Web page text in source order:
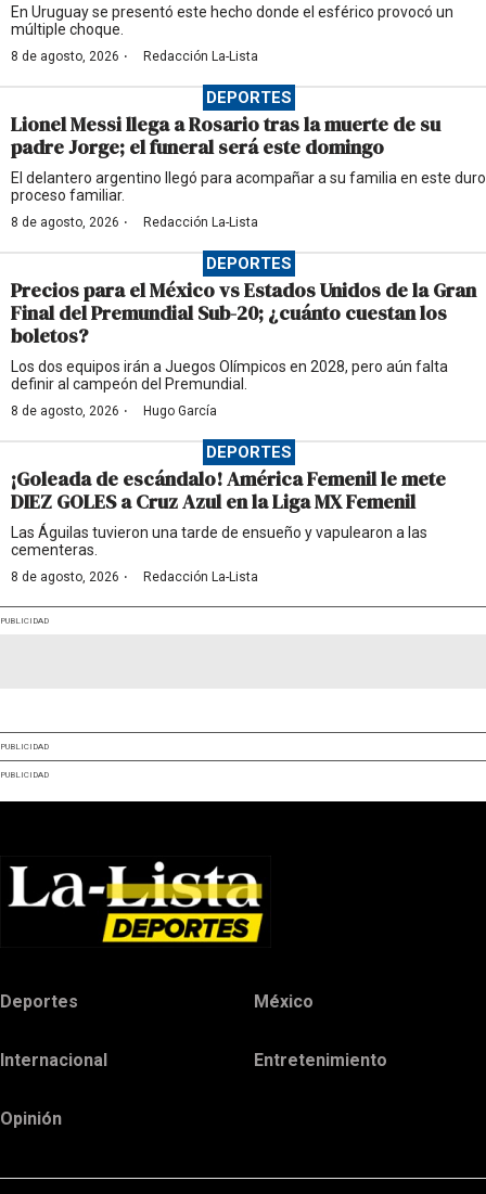
En Uruguay se presentó este hecho donde el esférico provocó un
múltiple choque.
8 de agosto, 2026 · Redacción La-Lista
DEPORTES
Lionel Messi llega a Rosario tras la muerte de su
padre Jorge; el funeral será este domingo
El delantero argentino llegó para acompañar a su familia en este duro
proceso familiar.
8 de agosto, 2026 · Redacción La-Lista
DEPORTES
Precios para el México vs Estados Unidos de la Gran
Final del Premundial Sub-20; ¿cuánto cuestan los
boletos?
Los dos equipos irán a Juegos Olímpicos en 2028, pero aún falta
definir al campeón del Premundial.
8 de agosto, 2026 · Hugo García
DEPORTES
¡Goleada de escándalo! América Femenil le mete
DIEZ GOLES a Cruz Azul en la Liga MX Femenil
Las Águilas tuvieron una tarde de ensueño y vapulearon a las
cementeras.
8 de agosto, 2026 · Redacción La-Lista
PUBLICIDAD
PUBLICIDAD
PUBLICIDAD
Deportes México
Internacional Entretenimiento
Opinión